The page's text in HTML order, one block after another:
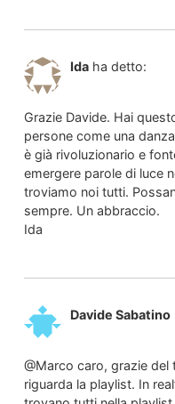
Ida ha detto:
Grazie Davide. Hai
persone come una
è già rivoluzionario e
emergere parole di luce
troviamo noi tutti.
sempre. Un abbraccio.
Ida
Davide Sabatino
@Marco caro, grazie
riguarda la playlist. In